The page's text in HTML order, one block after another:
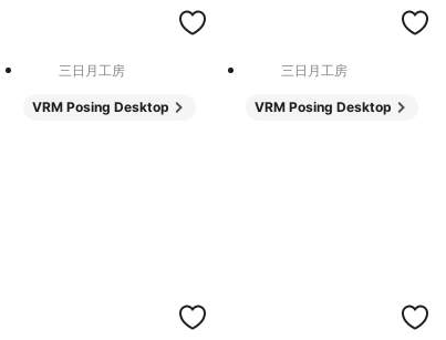
三日月工房
VRM Posing Desktop
三日月工房
VRM Posing Desktop